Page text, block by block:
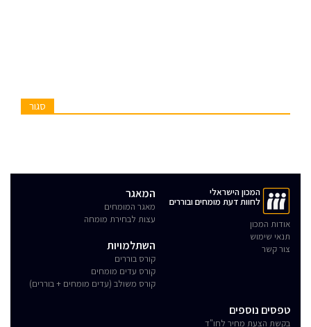
סגור
המכון הישראלי
לחוות דעת מומחים ובוררים
אודות המכון
תנאי שימוש
צור קשר
המאגר
מאגר המומחים
עצות לבחירת מומחה
השתלמויות
קורס בוררים
קורס עדים מומחים
קורס משולב (עדים מומחים + בוררים)
טפסים נוספים
בקשת הצעת מחיר לחו"ד